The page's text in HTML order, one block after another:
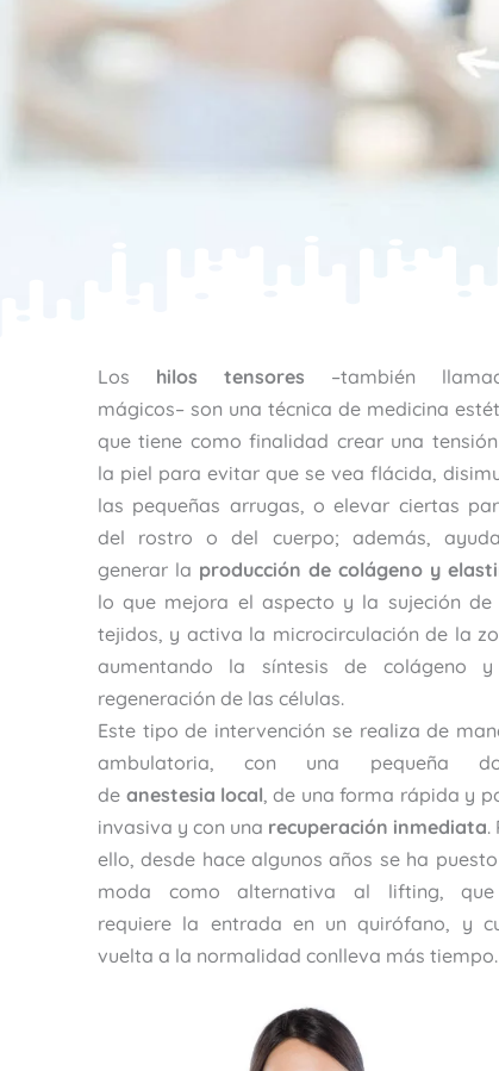
Los hilos tensores –también
mágicos– son una técnica de medicina
que tiene como finalidad crear una
la piel para evitar que se vea flácida,
las pequeñas arrugas, o elevar ciertas
del rostro o del cuerpo; además,
generar la producción de colágeno y
lo que mejora el aspecto y la sujeción de
tejidos, y activa la microcirculación de la
aumentando la síntesis de colágeno
regeneración de las células.
Este tipo de intervención se realiza de
ambulatoria, con una pequeña
de anestesia local, de una forma rápida y
invasiva y con una recuperación inmediata.
ello, desde hace algunos años se ha
moda como alternativa al lifting,
requiere la entrada en un quirófano, y
vuelta a la normalidad conlleva más tiempo.